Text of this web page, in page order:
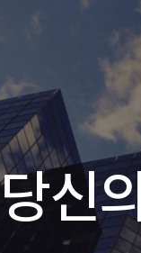
당신